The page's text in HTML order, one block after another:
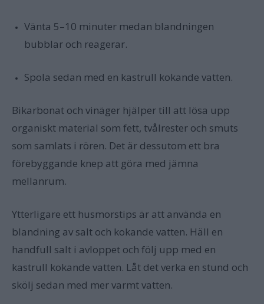
Vänta 5–10 minuter medan blandningen
bubblar och reagerar.
Spola sedan med en kastrull kokande vatten.
Bikarbonat och vinäger hjälper till att lösa upp
organiskt material som fett, tvålrester och smuts
som samlats i rören. Det är dessutom ett bra
förebyggande knep att göra med jämna
mellanrum.
Ytterligare ett husmorstips är att använda en
blandning av salt och kokande vatten. Häll en
handfull salt i avloppet och följ upp med en
kastrull kokande vatten. Låt det verka en stund och
skölj sedan med mer varmt vatten.